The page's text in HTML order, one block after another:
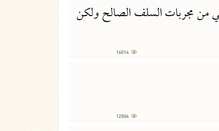
إنما هي من مجربات السلف الصالح ولكن
16014
12504 مشاهدة
12504
13257 مشاهدة